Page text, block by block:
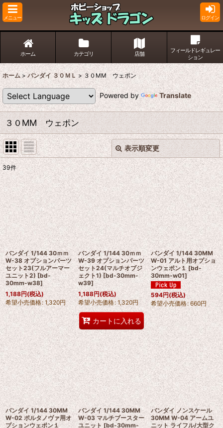
メニュー ログイン
ホーム カテゴリ 店舗
フィールドレギュレー
ション
ホーム > バンダイ ３０ＭＬ > ３０MM ウェポン
Powered by Translate
３０MM ウェポン
表示順変更
表示数:
並び順:
絞り込む
閉じる
39件
バンダイ 1/144 30ｍｍ
W-38 オプションパーツ
セット23(フルアーマー
ユニット2) [bd-
30mm-w38]
1,188円(税込)
希望小売価格: 1,320円
バンダイ 1/144 30ｍｍ
W-39 オプションパーツ
セット24(マルチオブジ
ェクト1) [bd-30mm-
w39]
1,188円(税込)
希望小売価格: 1,320円
カートに入れる
バンダイ 1/144 30MM
W-01 アルト用オプショ
ンウェポン１ [bd-
30mm-w01]
594円(税込)
希望小売価格: 660円
バンダイ 1/144 30MM
W-02 ポルタノヴァ用オ
プションウェポン１
バンダイ 1/144 30MM
W-03 マルチブースター
ユニット [bd-30mm-
バンダイ ノンスケール
30MM W-04 アームユ
ニット ライフル/大型ク